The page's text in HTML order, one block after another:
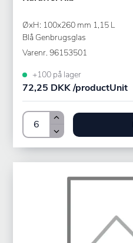
ØxH: 100x260 mm 1,15 L
Blå Genbrugsglas
Varenr. 96153501
+100 på lager
72,25 DKK /productUnit